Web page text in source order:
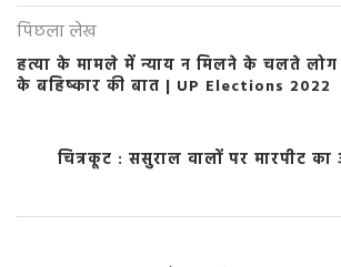
पिछला लेख
हत्या के मामले में न्याय न मिलने के चलते
के बहिष्कार की बात | UP Elections 2022
चित्रकूट : ससुराल वालों पर मारपीट